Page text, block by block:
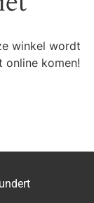
winkel wordt
online komen!